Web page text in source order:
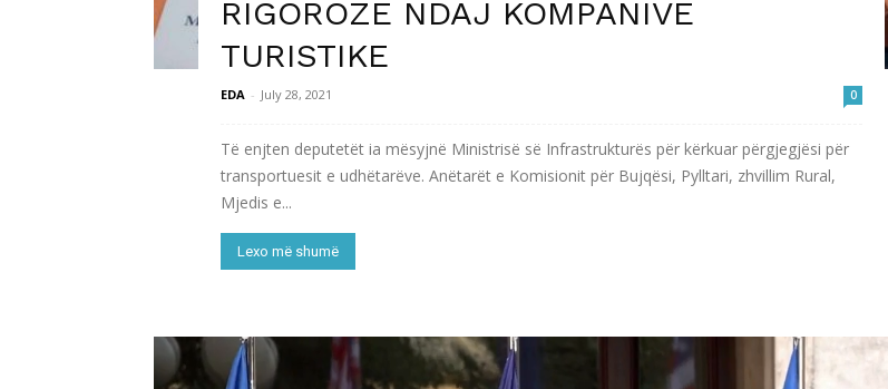
RIGOROZE NDAJ KOMPANIVE
TURISTIKE
EDA - July 28, 2021 0
Të enjten deputetët ia mësyjnë Ministrisë së Infrastrukturës për kërkuar përgjegjësi për
transportuesit e udhëtarëve. Anëtarët e Komisionit për Bujqësi, Pylltari, zhvillim Rural,
Mjedis e...
Lexo më shumë